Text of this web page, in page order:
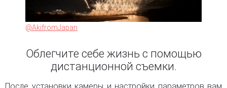
@AkifromJapan
Облегчите себе жизнь с помощью
дистанционной съемки.
После установки камеры и настройки параметров вам